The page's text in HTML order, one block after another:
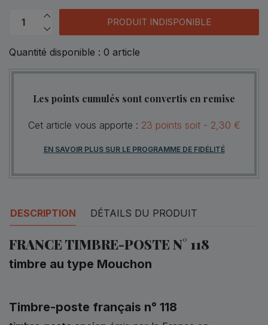
PRODUIT INDISPONIBLE
Quantité disponible : 0 article
Les points cumulés sont convertis en remise
Cet article vous apporte : 23 points soit - 2,30 €
EN SAVOIR PLUS SUR LE PROGRAMME DE FIDÉLITÉ
DESCRIPTION DÉTAILS DU PRODUIT
FRANCE TIMBRE-POSTE N° 118
timbre au type Mouchon
Timbre-poste français n° 118